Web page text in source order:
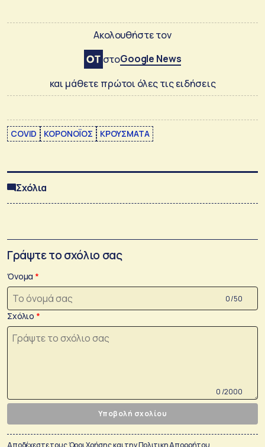
Ακολουθήστε τον
στοGoogle News
και μάθετε πρώτοι όλες τις ειδήσεις
COVID ΚΟΡΟΝΟΪΟΣ ΚΡΟΥΣΜΑΤΑ
Σχόλια
Γράψτε το σχόλιο σας
Όνομα
0 /50
Σχόλιο
0 /2000
Υποβολή σχολίου